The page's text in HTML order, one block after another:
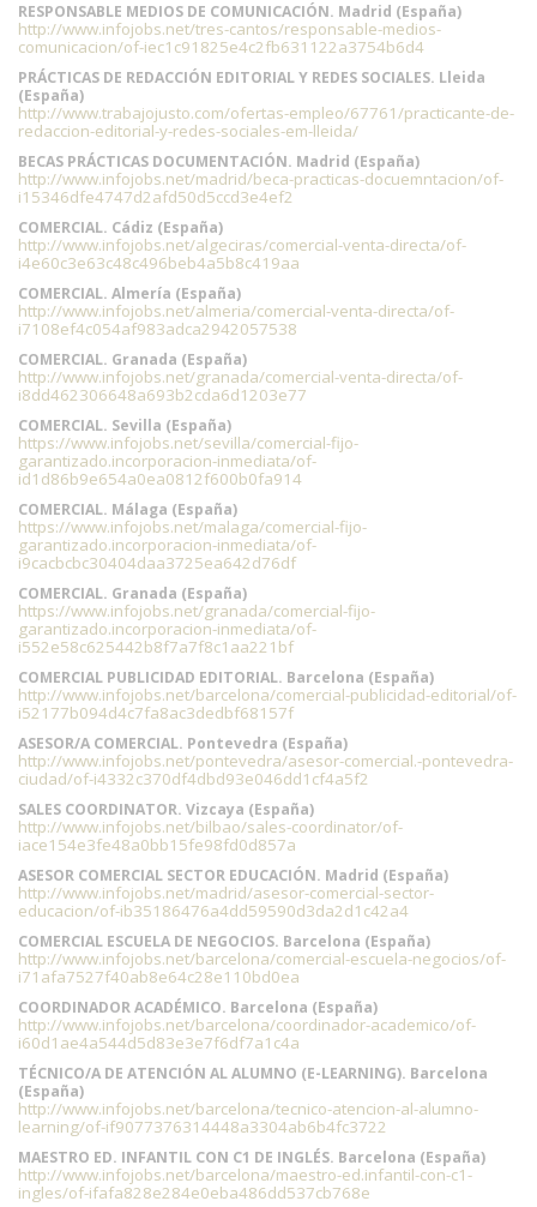
RESPONSABLE MEDIOS DE COMUNICACIÓN. Madrid (España)
http://www.infojobs.net/tres-cantos/responsable-medios-
comunicacion/of-iec1c91825e4c2fb631122a3754b6d4
PRÁCTICAS DE REDACCIÓN EDITORIAL Y REDES SOCIALES. Lleida
(España)
http://www.trabajojusto.com/ofertas-empleo/67761/practicante-de-
redaccion-editorial-y-redes-sociales-em-lleida/
BECAS PRÁCTICAS DOCUMENTACIÓN. Madrid (España)
http://www.infojobs.net/madrid/beca-practicas-docuemntacion/of-
i15346dfe4747d2afd50d5ccd3e4ef2
COMERCIAL. Cádiz (España)
http://www.infojobs.net/algeciras/comercial-venta-directa/of-
i4e60c3e63c48c496beb4a5b8c419aa
COMERCIAL. Almería (España)
http://www.infojobs.net/almeria/comercial-venta-directa/of-
i7108ef4c054af983adca2942057538
COMERCIAL. Granada (España)
http://www.infojobs.net/granada/comercial-venta-directa/of-
i8dd462306648a693b2cda6d1203e77
COMERCIAL. Sevilla (España)
https://www.infojobs.net/sevilla/comercial-fijo-
garantizado.incorporacion-inmediata/of-
id1d86b9e654a0ea0812f600b0fa914
COMERCIAL. Málaga (España)
https://www.infojobs.net/malaga/comercial-fijo-
garantizado.incorporacion-inmediata/of-
i9cacbcbc30404daa3725ea642d76df
COMERCIAL. Granada (España)
https://www.infojobs.net/granada/comercial-fijo-
garantizado.incorporacion-inmediata/of-
i552e58c625442b8f7a7f8c1aa221bf
COMERCIAL PUBLICIDAD EDITORIAL. Barcelona (España)
http://www.infojobs.net/barcelona/comercial-publicidad-editorial/of-
i52177b094d4c7fa8ac3dedbf68157f
ASESOR/A COMERCIAL. Pontevedra (España)
http://www.infojobs.net/pontevedra/asesor-comercial.-pontevedra-
ciudad/of-i4332c370df4dbd93e046dd1cf4a5f2
SALES COORDINATOR. Vizcaya (España)
http://www.infojobs.net/bilbao/sales-coordinator/of-
iace154e3fe48a0bb15fe98fd0d857a
ASESOR COMERCIAL SECTOR EDUCACIÓN. Madrid (España)
http://www.infojobs.net/madrid/asesor-comercial-sector-
educacion/of-ib35186476a4dd59590d3da2d1c42a4
COMERCIAL ESCUELA DE NEGOCIOS. Barcelona (España)
http://www.infojobs.net/barcelona/comercial-escuela-negocios/of-
i71afa7527f40ab8e64c28e110bd0ea
COORDINADOR ACADÉMICO. Barcelona (España)
http://www.infojobs.net/barcelona/coordinador-academico/of-
i60d1ae4a544d5d83e3e7f6df7a1c4a
TÉCNICO/A DE ATENCIÓN AL ALUMNO (E-LEARNING). Barcelona
(España)
http://www.infojobs.net/barcelona/tecnico-atencion-al-alumno-
learning/of-if9077376314448a3304ab6b4fc3722
MAESTRO ED. INFANTIL CON C1 DE INGLÉS. Barcelona (España)
http://www.infojobs.net/barcelona/maestro-ed.infantil-con-c1-
ingles/of-ifafa828e284e0eba486dd537cb768e